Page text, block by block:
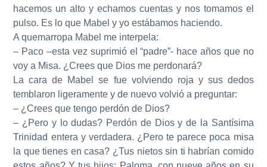
hacemos un alto y echamos cuentas y nos tomamos el
pulso. Es lo que Mabel y yo estábamos haciendo.
A quemarropa Mabel me interpela:
– Paco –esta vez suprimió el “padre”- hace años que no
voy a Misa. ¿Crees que Dios me perdonará?
La cara de Mabel se fue volviendo roja y sus dedos
temblaron ligeramente y de nuevo volvió a preguntar:
– ¿Crees que tengo perdón de Dios?
– ¿Pero y lo dudas? Perdón de Dios y de la Santísima
Trinidad entera y verdadera. ¿Pero te parece poca misa
la que tienes en casa? ¿Tus nietos sin ti habrían comido